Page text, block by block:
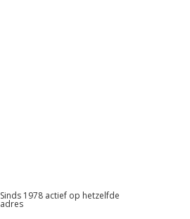
Sinds 1978 actief op hetzelfde
adres